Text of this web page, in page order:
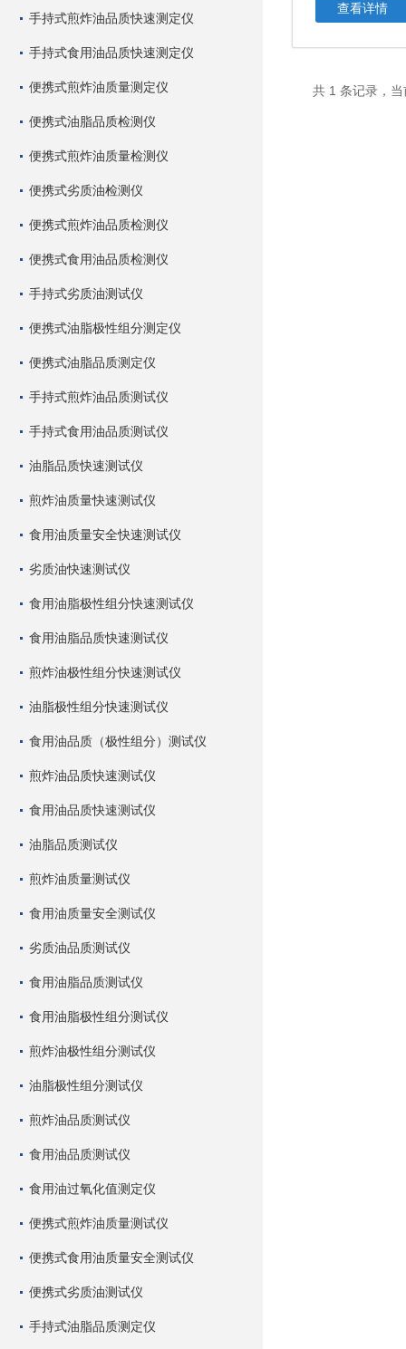
手持式煎炸油品质快速测定仪
手持式食用油品质快速测定仪
便携式煎炸油质量测定仪
便携式油脂品质检测仪
便携式煎炸油质量检测仪
便携式劣质油检测仪
便携式煎炸油品质检测仪
便携式食用油品质检测仪
手持式劣质油测试仪
便携式油脂极性组分测定仪
便携式油脂品质测定仪
手持式煎炸油品质测试仪
手持式食用油品质测试仪
油脂品质快速测试仪
煎炸油质量快速测试仪
食用油质量安全快速测试仪
劣质油快速测试仪
食用油脂极性组分快速测试仪
食用油脂品质快速测试仪
煎炸油极性组分快速测试仪
油脂极性组分快速测试仪
食用油品质（极性组分）测试仪
煎炸油品质快速测试仪
食用油品质快速测试仪
油脂品质测试仪
煎炸油质量测试仪
食用油质量安全测试仪
劣质油品质测试仪
食用油脂品质测试仪
食用油脂极性组分测试仪
煎炸油极性组分测试仪
油脂极性组分测试仪
煎炸油品质测试仪
食用油品质测试仪
食用油过氧化值测定仪
便携式煎炸油质量测试仪
便携式食用油质量安全测试仪
便携式劣质油测试仪
手持式油脂品质测定仪
查看详情
共 1 条记录，